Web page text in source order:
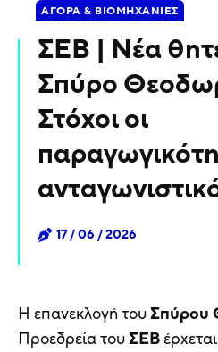
ΑΓΟΡΆ & ΒΙΟΜΗΧΑΝΊΕΣ
ΣΕΒ | Νέα
Σπύρο
Στόχοι οι
17 / 06 / 2026
Η επανεκλογή του Σπύρου
Προεδρεία του ΣΕΒ